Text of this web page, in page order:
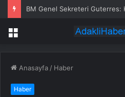
Menü
Anasayfa / Haber
Haber